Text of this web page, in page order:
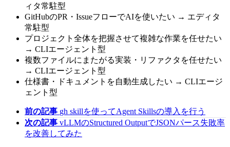
ィタ常駐型
GitHubのPR・IssueフローでAIを使いたい → エディタ
常駐型
プロジェクト全体を把握させて複雑な作業を任せたい
→ CLIエージェント型
複数ファイルにまたがる実装・リファクタを任せたい
→ CLIエージェント型
仕様書・ドキュメントを自動生成したい → CLIエージ
ェント型
前の記事 gh skillを使ってAgent Skillsの導入を行う
次の記事 vLLMのStructured OutputでJSONパース失敗率
を改善してみた